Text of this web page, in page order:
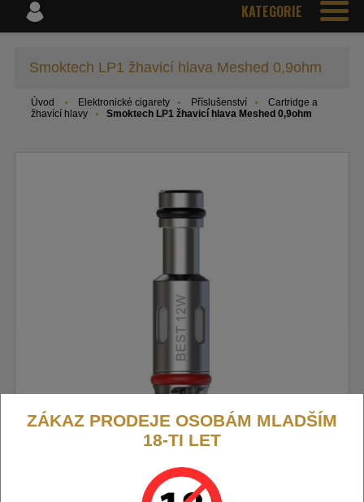
KATEGORIE
Smoktech LP1 žhavicí hlava Meshed 0,9ohm
Úvod Elektronické cigarety Příslušenství
Cartridge a
žhavící hlavy
Smoktech LP1 žhavicí hlava Meshed 0,9ohm
ZÁKAZ PRODEJE OSOBÁM MLADŠÍM
18-TI LET